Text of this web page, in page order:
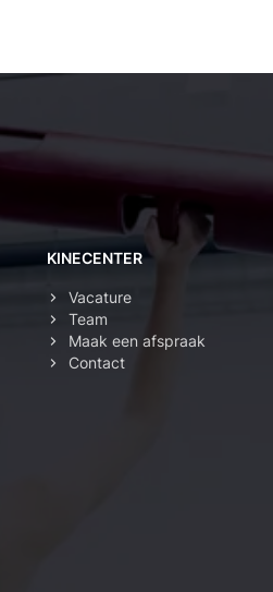
KINECENTER
Vacature
Team
Maak een afspraak
Contact